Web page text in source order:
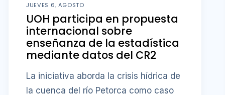
JUEVES 6, AGOSTO
UOH participa en propuesta
internacional sobre
enseñanza de la estadística
mediante datos del CR2
La iniciativa aborda la crisis hídrica de
la cuenca del río Petorca como caso